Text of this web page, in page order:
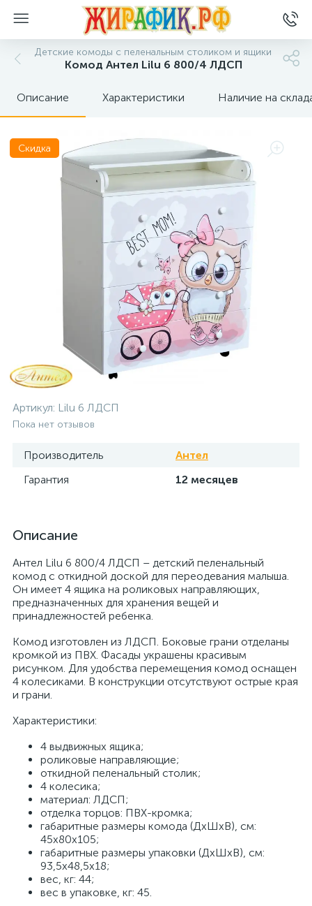
Детские комоды с пеленальным столиком и ящики
Комод Антел Lilu 6 800/4 ЛДСП
Описание Характеристики Наличие на
Скидка
Артикул: Lilu 6 ЛДСП
Пока нет отзывов
Производитель
Антел
Гарантия
12 месяцев
Описание
Антел Lilu 6 800/4 ЛДСП – детский пеленальный
комод с откидной доской для переодевания малыша.
Он имеет 4 ящика на роликовых направляющих,
предназначенных для хранения вещей и
принадлежностей ребенка.
Комод изготовлен из ЛДСП. Боковые грани отделаны
кромкой из ПВХ. Фасады украшены красивым
рисунком. Для удобства перемещения комод оснащен
4 колесиками. В конструкции отсутствуют острые края
и грани.
Характеристики:
4 выдвижных ящика;
роликовые направляющие;
откидной пеленальный столик;
4 колесика;
материал: ЛДСП;
отделка торцов: ПВХ-кромка;
габаритные размеры комода (ДхШхВ), см:
45х80х105;
габаритные размеры упаковки (ДхШхВ), см:
93,5х48,5х18;
вес, кг: 44;
вес в упаковке, кг: 45.